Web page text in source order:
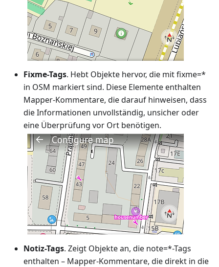
Fixme-Tags. Hebt Objekte hervor, die mit fixme=*
in OSM markiert sind. Diese Elemente enthalten
Mapper-Kommentare, die darauf hinweisen, dass
die Informationen unvollständig, unsicher oder
eine Überprüfung vor Ort benötigen.
Notiz-Tags. Zeigt Objekte an, die note=*-Tags
enthalten – Mapper-Kommentare, die direkt in die